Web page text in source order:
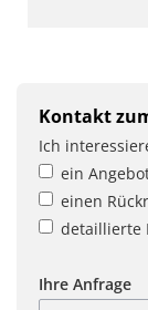
Kontakt
Ich
ein
einen
detaillierte
Ihre Anfrage